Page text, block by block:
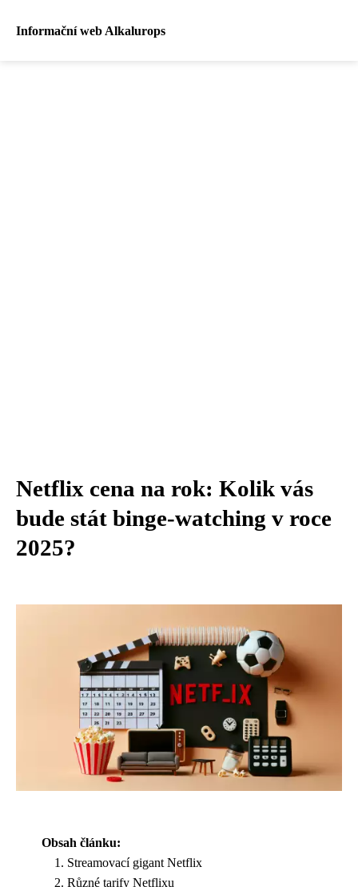
Informační web Alkalurops
Netflix cena na rok: Kolik vás
bude stát binge-watching v roce
2025?
Obsah článku:
Streamovací gigant Netflix
Různé tarify Netflixu